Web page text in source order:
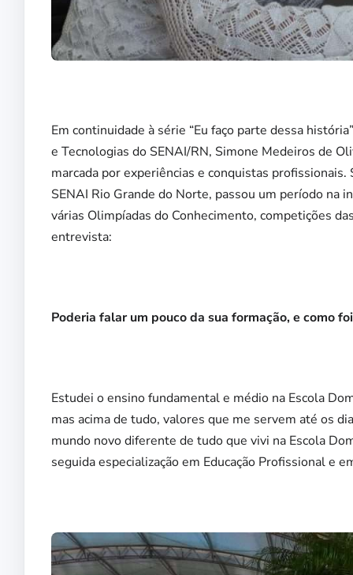
Em continuidade à série “Eu faço parte dessa
e Tecnologias do SENAI/RN, Simone Medeiros de
marcada por experiências e conquistas
SENAI Rio Grande do Norte, passou um período na
várias Olimpíadas do Conhecimento, competições
entrevista:
Poderia falar um pouco da sua formação, e como
Estudei o ensino fundamental e médio na Escola
mas acima de tudo, valores que me servem até os
mundo novo diferente de tudo que vivi na Escola
seguida especialização em Educação Profissional e